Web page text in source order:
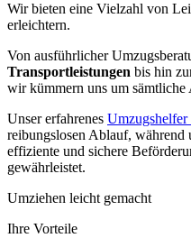
Wir bieten eine Vielzahl von
erleichtern.
Von ausführlicher
Transportleistungen bis hin
wir kümmern uns um sämtliche
Unser erfahrenes
reibungslosen Ablauf, während
effiziente und sichere
gewährleistet.
Umziehen leicht gemacht
Ihre Vorteile